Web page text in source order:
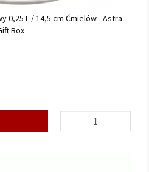
0,25 L / 14,5 cm Ćmielów - Astra
Box